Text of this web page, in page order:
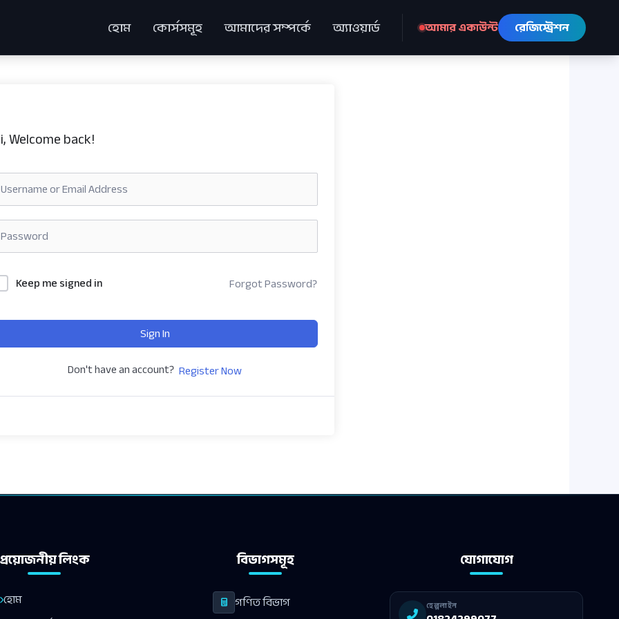
হোম কোর্সসমূহ আমাদের সম্পর্কে অ্যাওয়ার্ড আমার একাউন্ট রেজিস্ট্রেশন
Welcome back!
Keep me signed in Forgot Password?
Sign In
Don't have an account? Register Now
প্রয়োজনীয় লিংক
হোম
বিভাগসমূহ
গণিত বিভাগ
যোগাযোগ
হেল্পলাইন